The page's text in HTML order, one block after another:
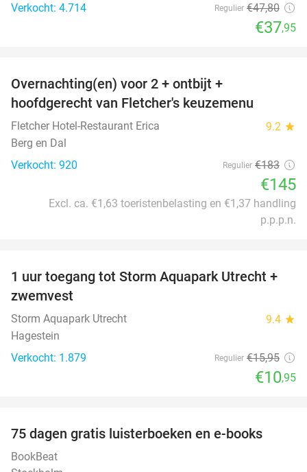
Verkocht: 4.714
Regulier €47,80
€37,95
Overnachting(en) voor 2 + ontbijt +
hoofdgerecht van Fletcher's keuzemenu
Fletcher Hotel-Restaurant Erica 9.2 star
Berg en Dal
Verkocht: 920
Regulier €183
€145
Excl. ca. €1,63 toeristenbelasting en €1,37 handling
p.p.p.n.
31%
1 uur toegang tot Storm Aquapark Utrecht +
zwemvest
Storm Aquapark Utrecht 9.4 star
Hagestein
Verkocht: 1.879
Regulier €15,95
€10,95
75 dagen gratis luisterboeken en e-books
BookBeat